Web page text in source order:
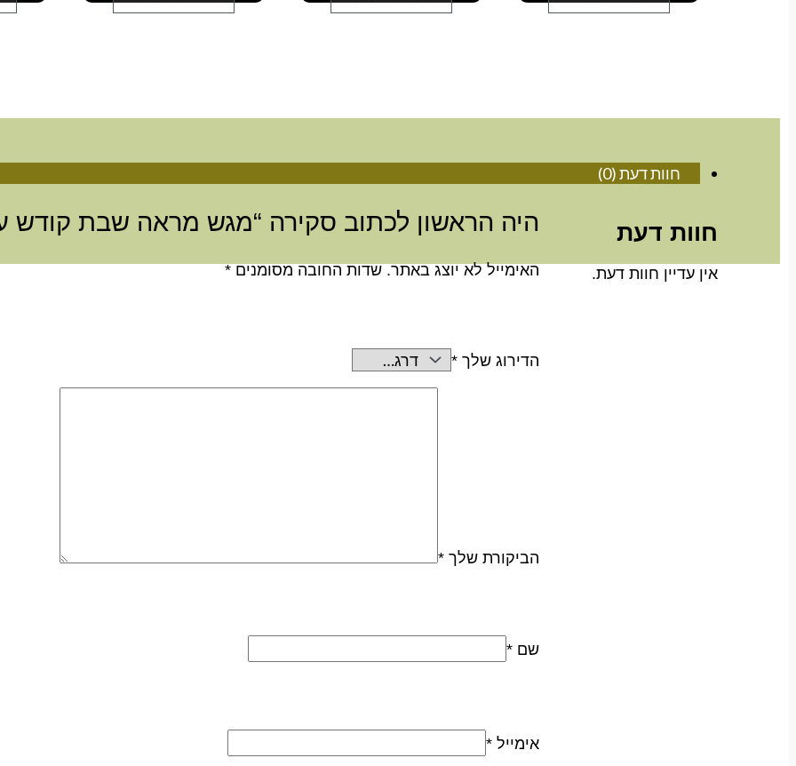
חוות דעת (0)
חוות דעת
אין עדיין חוות דעת.
היה הראשון לכתוב סקירה “מגש מראה שבת קודש
האימייל לא יוצג באתר. שדות החובה מסומנים *
הדירוג שלך *
הביקורת שלך *
שם *
אימייל *